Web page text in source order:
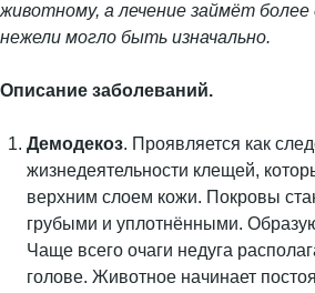
животному, а лечение займёт более
нежели могло быть изначально.
Описание заболеваний.
Демодекоз. Проявляется как
жизнедеятельности клещей,
верхним слоем кожи. Покровы
грубыми и уплотнёнными.
Чаще всего очаги недуга
голове. Животное начинает